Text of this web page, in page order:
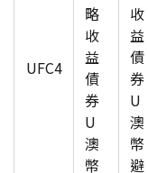
UFC4
略
收
益
債
券
U
澳
幣
收
益
債
券
U
澳
幣
避